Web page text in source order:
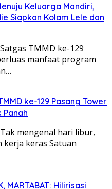
Keluarga Mandiri,
Siapkan Kolam Lele dan
TMMD ke-129
manfaat program
ke-129 Pasang Tower
Panah
mengenal hari libur,
keras Satuan
MARTABAT: Hilirisasi